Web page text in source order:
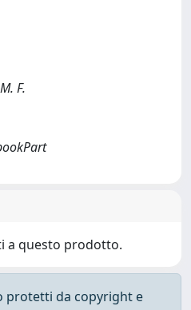
F.
a questo prodotto.
protetti da copyright e